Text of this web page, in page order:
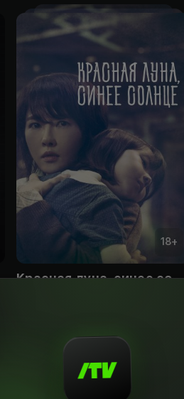
18+
Красная луна, синее солнце